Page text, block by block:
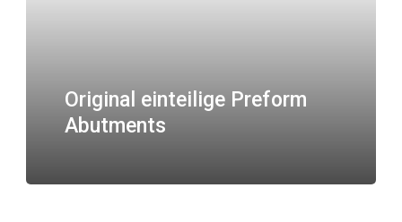
Original einteilige Preform
Abutments